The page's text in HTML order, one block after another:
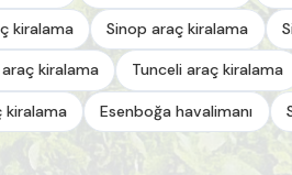
kiralama Sinop araç kiralama
kiralama Tunceli araç kiralama
kiralama Esenboğa havalimanı